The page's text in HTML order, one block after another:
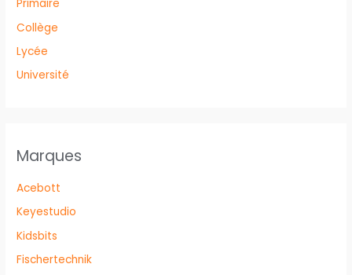
Primaire
Collège
Lycée
Université
Marques
Acebott
Keyestudio
Kidsbits
Fischertechnik